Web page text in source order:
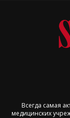
Всегда самая
медицинских